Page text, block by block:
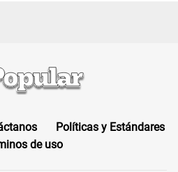
Políticas y Estándares
de uso